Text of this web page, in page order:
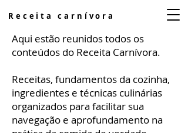
Receita carnívora
Aqui estão reunidos todos os
conteúdos do Receita Carnívora.
Receitas, fundamentos da cozinha,
ingredientes e técnicas culinárias
organizados para facilitar sua
navegação e aprofundamento na